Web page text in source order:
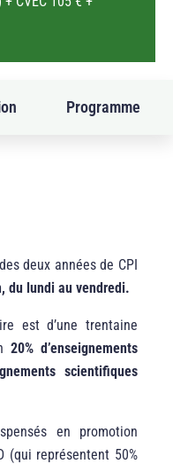
Programme
deux années de CPI
du lundi au vendredi.
est d’une trentaine
20% d’enseignements
scientifiques
en promotion
(qui représentent 50%